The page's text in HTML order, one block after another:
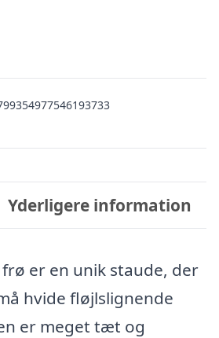
Yderligere information
er en unik staude, der
hvide fløjlslignende
er meget tæt og